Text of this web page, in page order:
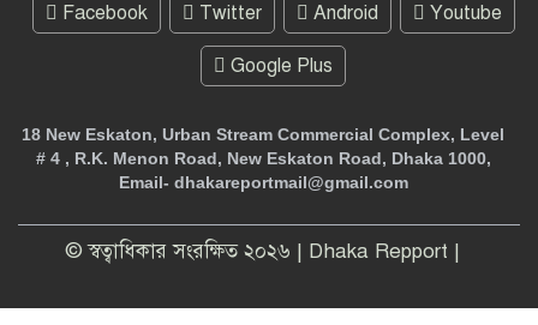
Facebook Twitter Android Youtube
Google Plus
18 New Eskaton, Urban Stream Commercial Complex, Level
# 4 , R.K. Menon Road, New Eskaton Road, Dhaka 1000,
Email- dhakareportmail@gmail.com
© স্বত্বাধিকার সংরক্ষিত ২০২৬ | Dhaka Repport |